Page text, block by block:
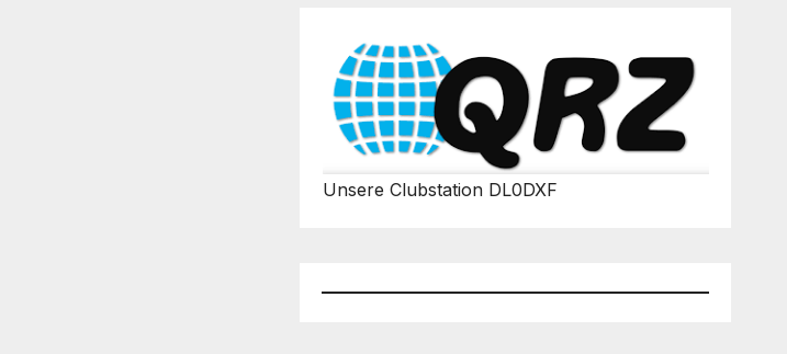
Unsere Clubstation DL0DXF